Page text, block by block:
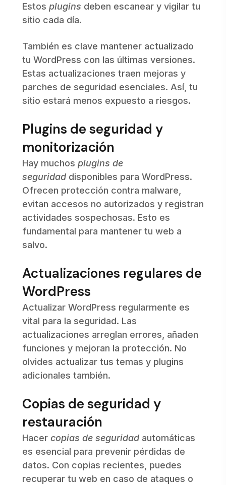
Estos plugins deben escanear y vigilar tu
sitio cada día.
También es clave mantener actualizado
tu WordPress con las últimas versiones.
Estas actualizaciones traen mejoras y
parches de seguridad esenciales. Así, tu
sitio estará menos expuesto a riesgos.
Plugins de seguridad y
monitorización
Hay muchos plugins de
seguridad disponibles para WordPress.
Ofrecen protección contra malware,
evitan accesos no autorizados y registran
actividades sospechosas. Esto es
fundamental para mantener tu web a
salvo.
Actualizaciones regulares de
WordPress
Actualizar WordPress regularmente es
vital para la seguridad. Las
actualizaciones arreglan errores, añaden
funciones y mejoran la protección. No
olvides actualizar tus temas y plugins
adicionales también.
Copias de seguridad y
restauración
Hacer copias de seguridad automáticas
es esencial para prevenir pérdidas de
datos. Con copias recientes, puedes
recuperar tu web en caso de ataques o